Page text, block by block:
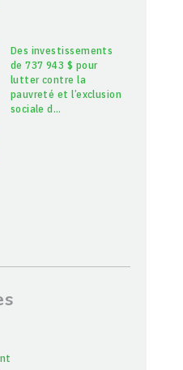
Des investissements
de 737 943 $ pour
lutter contre la
pauvreté et l’exclusion
sociale d…